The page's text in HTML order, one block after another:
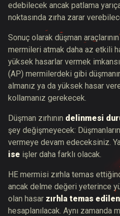
edebilecek ancak patlama
noktasında zırha zarar
Sonuç olarak düşman
mermileri atmak daha az etkili
yüksek hasarlar vermek
(AP) mermilerdeki gibi
almanız ya da yüksek hasar
kollamanız gerekecek.
Düşman zırhının delinmesi
şey değişmeyecek:
vermeye devam edeceksiniz.
ise işler daha farklı olacak.
HE mermisi zırhla temas
ancak delme değeri yeterince
olan hasar zırhla temas
hesaplanılacak. Aynı zamanda